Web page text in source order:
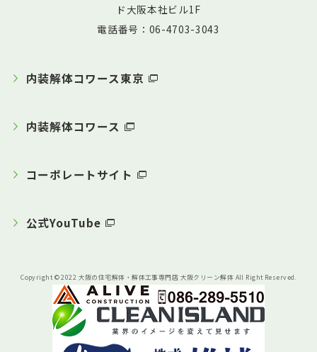
ド大阪本社ビル1F
電話番号：06-4703-3043
内装解体コワース東京
内装解体コワース
コーポレートサイト
公式YouTube
Copyright © 2022 大阪の住宅解体・解体工事専門店 大阪クリーン解体 All Right Reserved.